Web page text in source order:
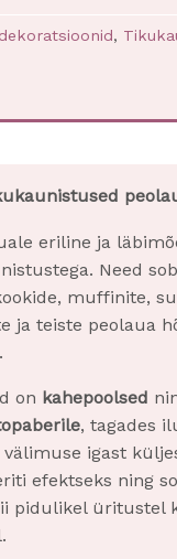
,
eriline ja
Need
muffinite,
ja teiste peolaua
on kahepoolsed
, tagades
välimuse igast
efektseks ning
pidulikel üritustel